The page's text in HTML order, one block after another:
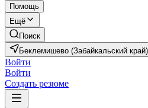
Помощь
Ещё
Поиск
Беклемишево (Забайкальский край)
Войти
Войти
Создать резюме